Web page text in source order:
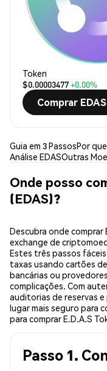
Token
$0.00003477+0.00%
Comprar
Guia em 3 PassosPor
Análise EDASOutras
Onde posso
(EDAS)?
Descubra onde comprar
exchange de
Estes três passos
taxas usando cartões
bancárias ou
complicações. Com
auditorias de reservas
lugar mais seguro para
para comprar E.D.A.S
Passo 1.